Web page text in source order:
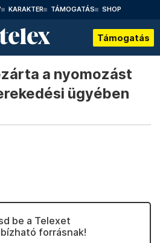
KARAKTER TÁMOGATÁS SHOP
Támogatás
a nyomozást
ügyében
be a Telexet
forrásnak!